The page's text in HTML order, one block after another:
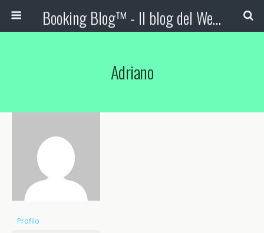
Booking Blog™ - Il blog del Web Marketing Turistico
Adriano
Profilo